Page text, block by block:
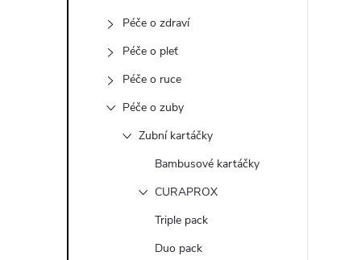
Péče o zdraví
Péče o pleť
Péče o ruce
Péče o zuby
Zubní kartáčky
Bambusové kartáčky
CURAPROX
Triple pack
Duo pack